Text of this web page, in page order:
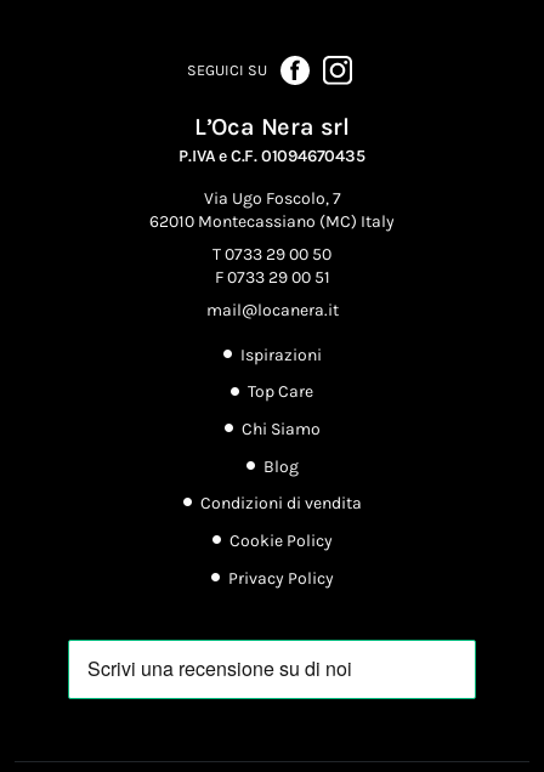
SEGUICI SU
L’Oca Nera srl
P.IVA e C.F. 01094670435
Via Ugo Foscolo, 7
62010 Montecassiano (MC) Italy
T 0733 29 00 50
F 0733 29 00 51
mail@locanera.it
Ispirazioni
Top Care
Chi Siamo
Blog
Condizioni di vendita
Cookie Policy
Privacy Policy